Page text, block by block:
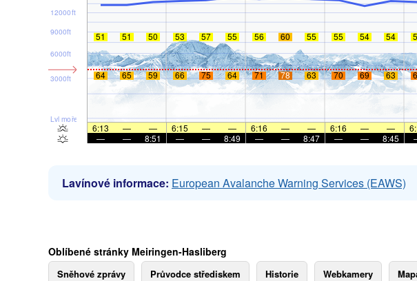
Lvl moře
3000ft
6000ft
9000ft
12000ft
51 51 50 53 57 55 56 60 55 55 54 54
64 65 59 66 75 64 71 78 63 70 69 63
6:13 — — 6:15 — — 6:16 — — 6:16 — —
—
— 8:51 — — 8:49 — — 8:47 — — 8:45
Lavínové informace: European Avalanche Warning Services (EAWS)
Oblíbené stránky Meiringen-Hasliberg
Sněhové zprávy Průvodce střediskem Historie Webkamery